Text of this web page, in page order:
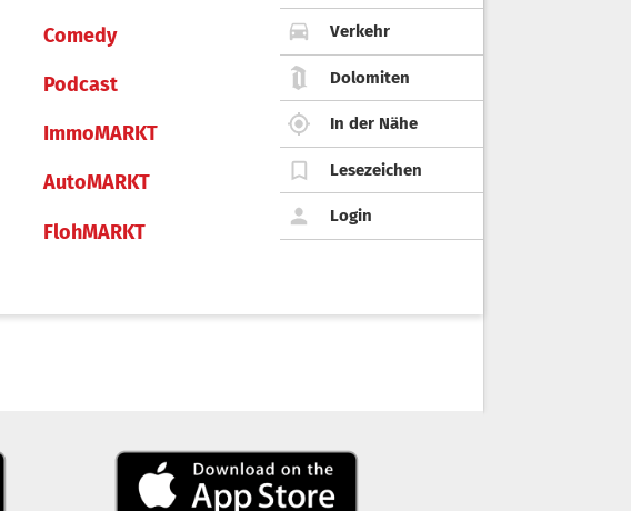
Comedy
Podcast
ImmoMARKT
AutoMARKT
FlohMARKT
Verkehr
Dolomiten
In der Nähe
Lesezeichen
Login